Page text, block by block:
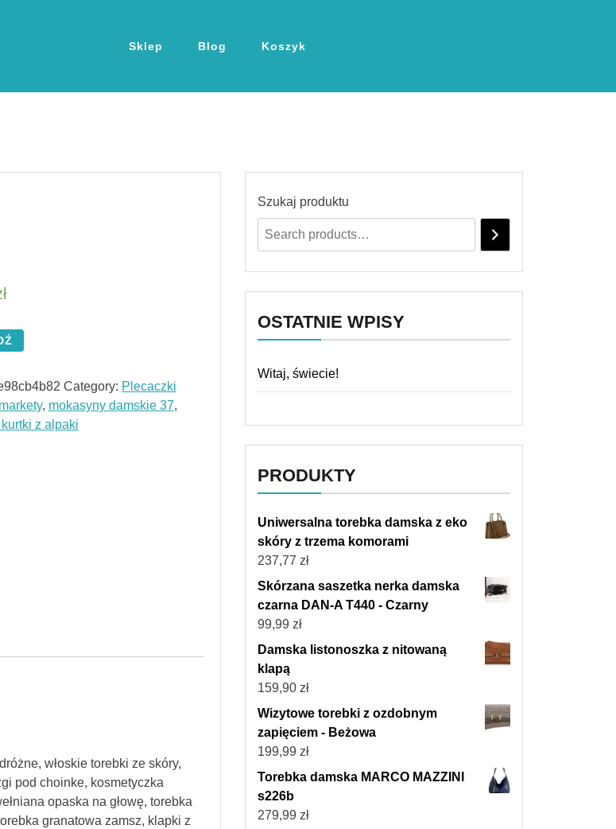
Sklep Blog Koszyk
Category: Plecaczki
, mokasyny damskie 37,
kurtki z alpaki
włoskie torebki ze skóry,
pod choinke, kosmetyczka
opaska na głowę, torebka
granatowa zamsz, klapki z
Szukaj produktu
OSTATNIE WPISY
Witaj, świecie!
PRODUKTY
Uniwersalna torebka damska z eko
skóry z trzema komorami
237,77 zł
Skórzana saszetka nerka damska
czarna DAN-A T440 - Czarny
99,99 zł
Damska listonoszka z nitowaną
klapą
159,90 zł
Wizytowe torebki z ozdobnym
zapięciem - Beżowa
199,99 zł
Torebka damska MARCO MAZZINI
s226b
279,99 zł